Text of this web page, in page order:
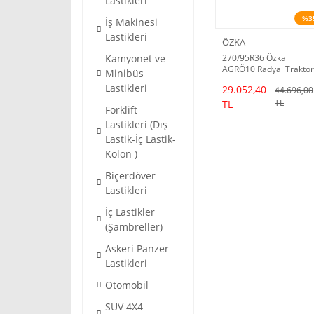
İş Makinesi
Lastikleri
Kamyonet ve
Minibüs
Lastikleri
Forklift
Lastikleri (Dış
Lastik-İç Lastik-
Kolon )
Biçerdöver
Lastikleri
İç Lastikler
(Şambreller)
Askeri Panzer
Lastikleri
Otomobil
SUV 4X4
ÖZKA
270/95R36 Özka
AGRÖ10 Radyal Traktör
29.052,40
TL
44.696,00
TL